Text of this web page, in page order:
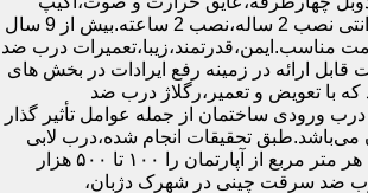
نصاب حرفه ای با گارانتی نصب 2 ساله،نصب 2 ساعته.بیش از 9 سال
مناسب.ایمن،قدرتمند،زیبا،تعمیرات درب ضد
ارائه در زمینه رفع ایرادات در بخش های
با تعویض و تعمیر،رگلاژ درب ضد
ورودی ساختمان از جمله عوامل تأثیر گذار
تحقیقات انجام شده،درب لابی
لوکس می‌تواند ارزش هر متر مربع از آپارتمان را ۱۰۰ تا ۵۰۰ هزار
ضد سرقت چینی در شهرک دژبان،